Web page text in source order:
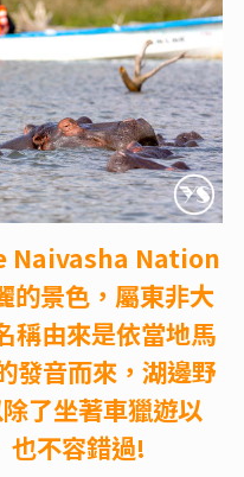
Naivasha Nation
景色，屬東非大
稱由來是依當地馬
音而來，湖邊野
了坐著車獵遊以
也不容錯過!